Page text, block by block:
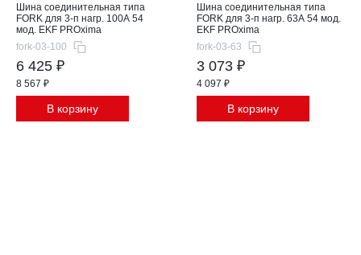
Шина соединительная типа
FORK для 3-п нагр. 100А 54
мод. EKF PROxima
fork-03-100
6 425 ₽
8 567 ₽
В корзину
Шина соединительная типа
FORK для 3-п нагр. 63А 54 мод.
EKF PROxima
fork-03-63
3 073 ₽
4 097 ₽
В корзину